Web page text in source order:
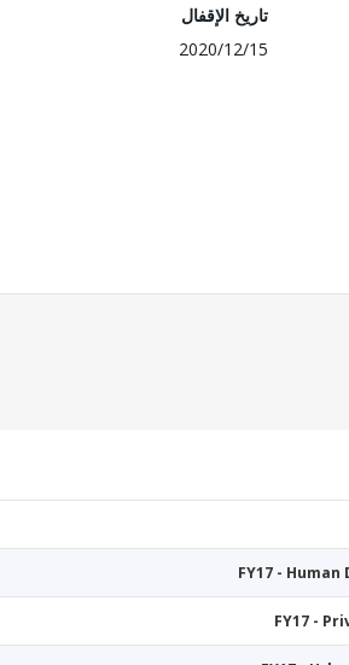
تاريخ الإقفال
2020/12/15
FY17 -
FY17 -